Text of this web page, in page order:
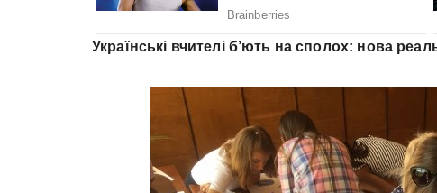
Українські вчителі б’ють на сполох: нова